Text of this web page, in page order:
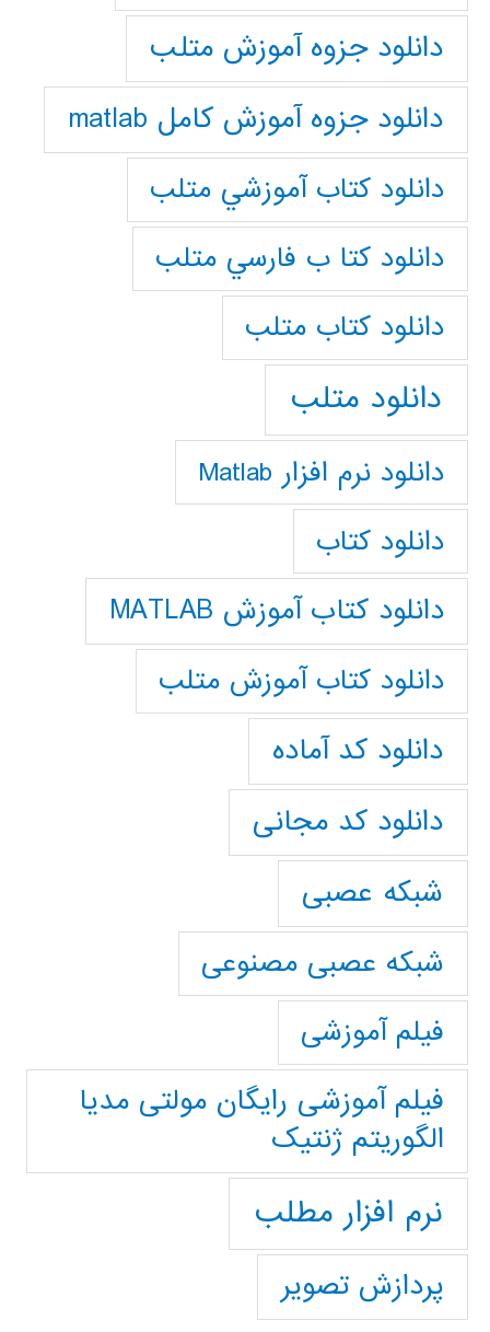
دانلود جزوه آموزش متلب
دانلود جزوه آموزش کامل matlab
دانلود كتاب آموزشي متلب
دانلود كتا ب فارسي متلب
دانلود كتاب متلب
دانلود متلب
دانلود نرم افزار Matlab
دانلود کتاب
دانلود کتاب آموزش MATLAB
دانلود کتاب آموزش متلب
دانلود کد آماده
دانلود کد مجانی
شبکه عصبی
شبکه عصبی مصنوعی
فیلم آموزشی
فیلم آموزشی رایگان مولتی مدیا
الگوریتم ژنتیک
نرم افزار مطلب
پردازش تصویر